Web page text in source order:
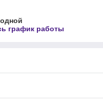
график работы